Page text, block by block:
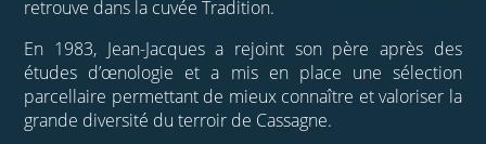
retrouve dans la cuvée Tradition.
En 1983, Jean-Jacques a rejoint son père après des
études d’œnologie et a mis en place une sélection
parcellaire permettant de mieux connaître et valoriser la
grande diversité du terroir de Cassagne.